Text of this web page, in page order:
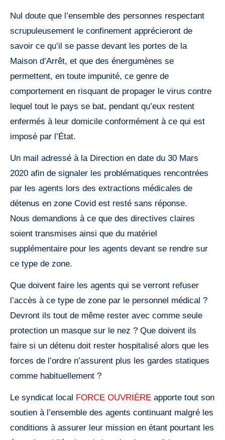
Nul doute que l’ensemble des personnes respectant
scrupuleusement le confinement apprécieront de
savoir ce qu’il se passe devant les portes de la
Maison d’Arrêt, et que des énergumènes se
permettent, en toute impunité, ce genre de
comportement en risquant de propager le virus contre
lequel tout le pays se bat, pendant qu’eux restent
enfermés à leur domicile conformément à ce qui est
imposé par l’État.
Un mail adressé à la Direction en date du 30 Mars
2020 afin de signaler les problématiques rencontrées
par les agents lors des extractions médicales de
détenus en zone Covid est resté sans réponse.
Nous demandions à ce que des directives claires
soient transmises ainsi que du matériel
supplémentaire pour les agents devant se rendre sur
ce type de zone.
Que doivent faire les agents qui se verront refuser
l’accès à ce type de zone par le personnel médical ?
Devront ils tout de même rester avec comme seule
protection un masque sur le nez ? Que doivent ils
faire si un détenu doit rester hospitalisé alors que les
forces de l’ordre n’assurent plus les gardes statiques
comme habituellement ?
Le syndicat local FORCE OUVRIÈRE apporte tout son
soutien à l’ensemble des agents continuant malgré les
conditions à assurer leur mission en étant pourtant les